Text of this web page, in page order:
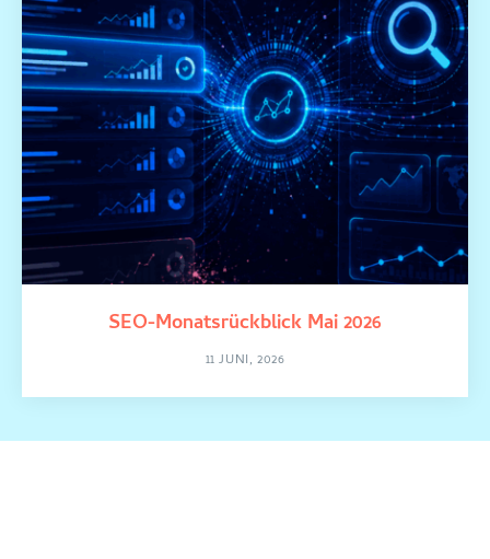
SEO-Monatsrückblick Mai 2026
11 JUNI, 2026